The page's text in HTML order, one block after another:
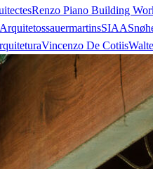
Renzo Piano Building
sauermartinsSIAA
Vincenzo De Cotiis